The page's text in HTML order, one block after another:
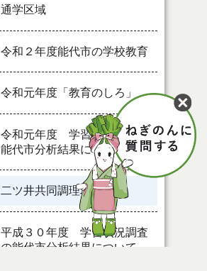
通学区域
令和２年度能代市の学校教育
令和元年度「教育のしろ」
令和元年度 学習状況調査の
能代市分析結果について
二ツ井共同調理場
平成３０年度 学習状況調査
の能代市分析結果について